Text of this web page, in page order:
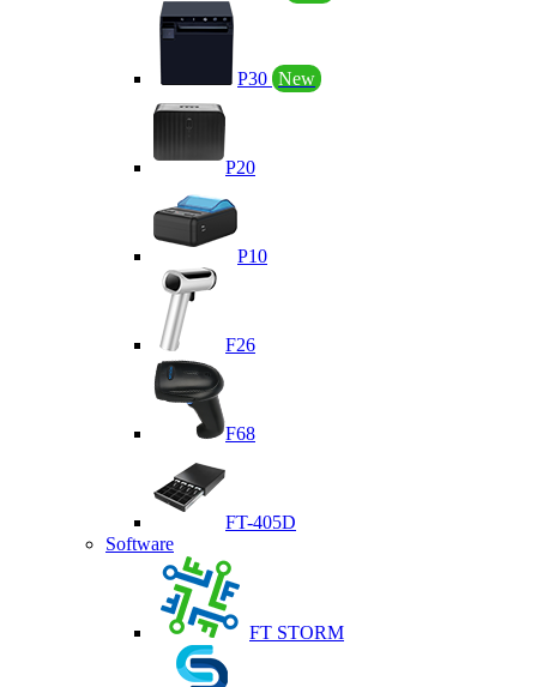
P30 New
P20
P10
F26
F68
FT-405D
Software
FT STORM